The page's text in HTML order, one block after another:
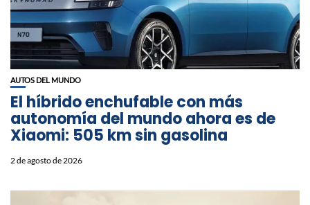
AUTOS DEL MUNDO
El híbrido enchufable con más
autonomía del mundo ahora es de
Xiaomi: 505 km sin gasolina
2 de agosto de 2026